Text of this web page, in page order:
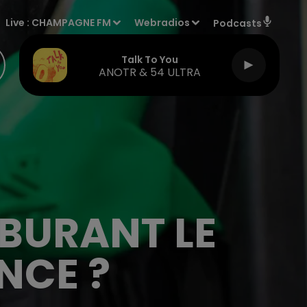
Live : CHAMPAGNE FM Webradios Podcasts
Talk To You
ANOTR & 54 ULTRA
LE
?